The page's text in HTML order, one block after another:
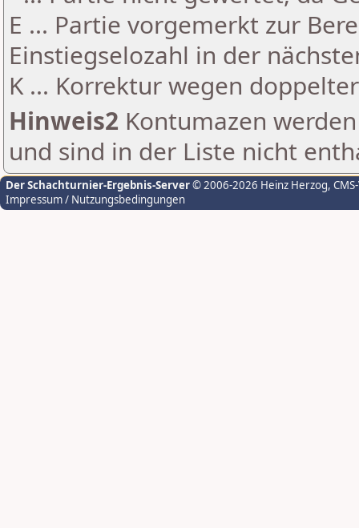
E ... Partie vorgemerkt zur
Einstiegselozahl in der
K ... Korrektur wegen
Hinweis2 Kontumazen
und sind in der Liste nicht
Der Schachturnier-Ergebnis-Server© 2006-2026 Heinz Herzog,
Impressum / Nutzungsbedingungen